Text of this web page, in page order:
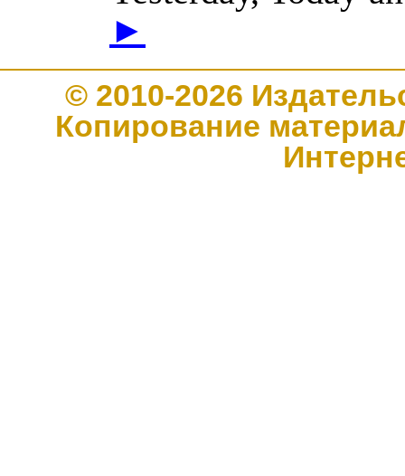
►
© 2010-2026
Копирование